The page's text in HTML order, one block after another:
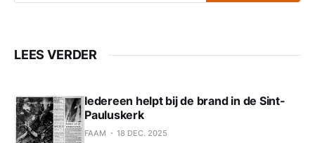
LEES VERDER
Iedereen helpt bij de brand in de Sint-
Pauluskerk
FAAM 18 DEC. 2025